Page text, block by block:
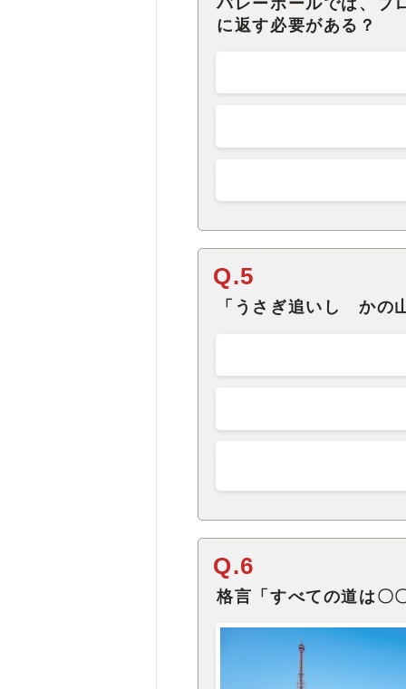
に返す必要がある？
Q.5
「うさぎ追いし かの
Q.6
格言「すべての道は〇